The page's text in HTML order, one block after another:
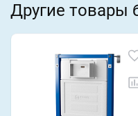
Другие товары